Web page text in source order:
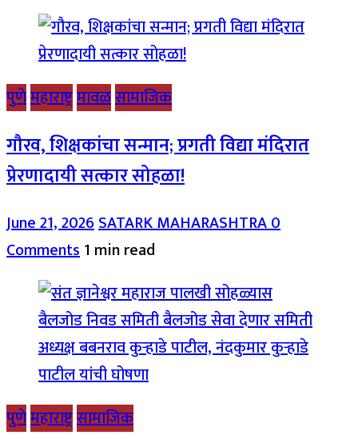
पुणेमहाराष्ट्रमावळसामाजिक
गौरव, शिक्षकांचा सन्मान; प्रगती विद्या मंदिरात
प्रेरणादायी सत्कार सोहळा!
June 21, 2026SATARK MAHARASHTRA0
Comments1 min read
पुणेमहाराष्ट्रसामाजिक